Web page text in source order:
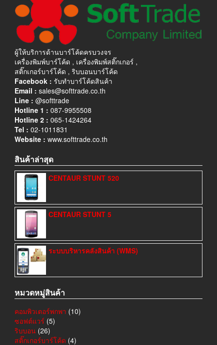
ผู้ให้บริการด้านบาร์โค้ดครบวงจร
เครื่องพิมพ์บาร์โค้ด , เครื่องพิมพ์สติ๊กเกอร์ ,
สติ๊กเกอร์บาร์โค้ด , ริบบอนบาร์โค้ด
Facebook : รับทำบาร์โค้ดสินค้า
Email : sales@softtrade.co.th
Line : @softtrade
Hotline 1 : 087-9955508
Hotline 2 : 065-1424264
Tel : 02-1011831
Website : www.softtrade.co.th
สินค้าล่าสุด
CENTAUR STUNT 520
CENTAUR STUNT 5
ระบบบริหารคลังสินค้า (WMS)
หมวดหมู่สินค้า
คอมพิวเตอร์พกพา (10)
ซอฟต์แวร์ (5)
ริบบอน (26)
สติ๊กเกอร์บาร์โค้ด (4)